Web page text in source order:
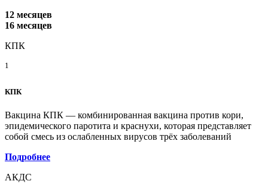
12 месяцев
16 месяцев
КПК
1
КПК
Вакцина КПК — комбинированная вакцина против кори,
эпидемического паротита и краснухи, которая представляет
собой смесь из ослабленных вирусов трёх заболеваний
Подробнее
АКДС